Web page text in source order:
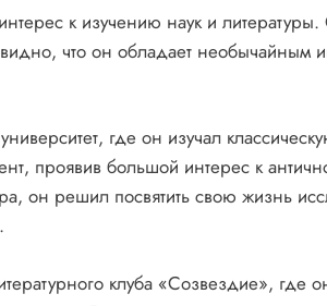
к изучению наук и
что он обладает необычайным
где он изучал
проявив большой интерес к
он решил посвятить свою жизнь
клуба «Созвездие», где